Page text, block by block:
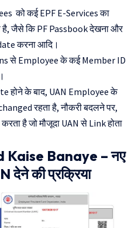
को कई EPF E-Services का
जैसे कि PF Passbook देखना और
करना आदि।
से Employee के कई Member ID
होने के बाद, UAN Employee के
रहता है, नौकरी बदलने पर,
है जो मौजूदा UAN से Link होता
Kaise Banaye – नए
की प्रक्रिया